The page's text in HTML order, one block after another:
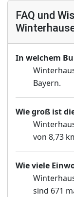
FAQ und
In welchem
Bayern.
Wie groß ist
von 8,73
Wie viele
sind 671